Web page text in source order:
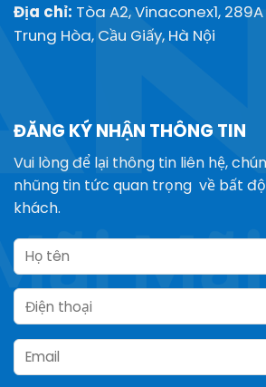
Địa chỉ: Tòa A2, Vinaconex1,
Trung Hòa, Cầu Giấy, Hà Nội
ĐĂNG KÝ NHẬN THÔNG TIN
Vui lòng để lại thông tin liên hệ,
nhũng tin tức quan trọng về bất
khách.